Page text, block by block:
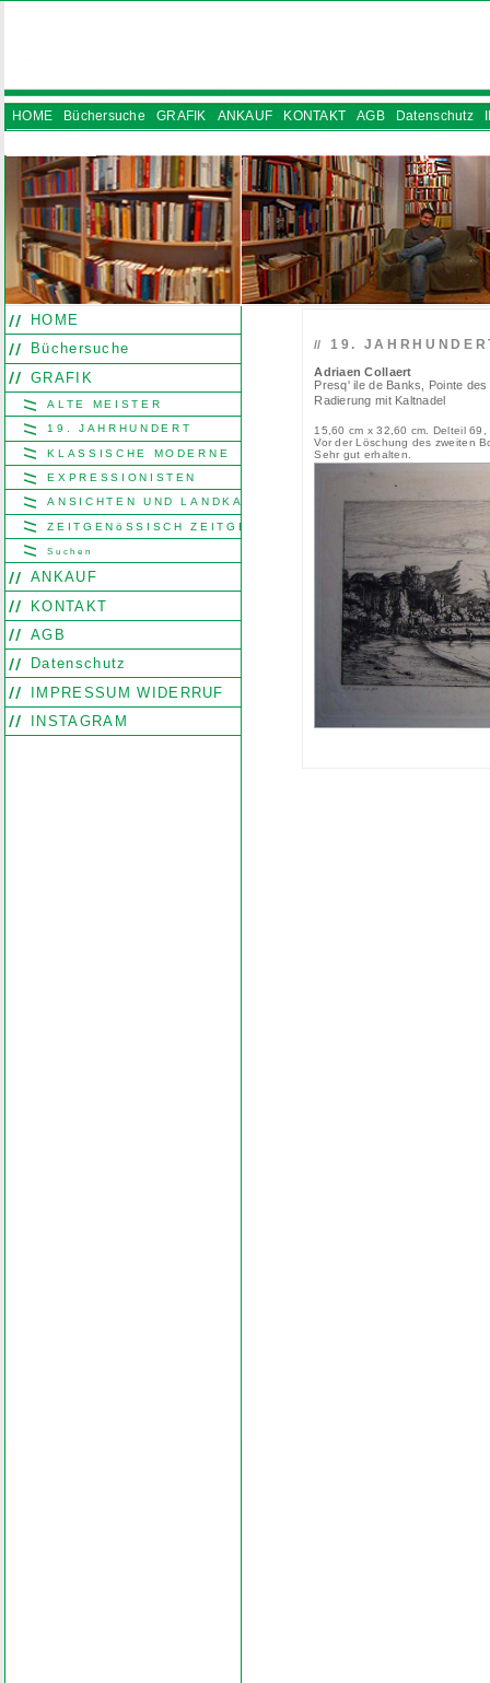
HOME Büchersuche GRAFIK ANKAUF KONTAKT AGB Datenschutz
HOME
Büchersuche
GRAFIK
ALTE MEISTER
19. JAHRHUNDERT
KLASSISCHE MODERNE
EXPRESSIONISTEN
ANSICHTEN UND LANDKARTEN
ZEITGENöSSISCH ZEITGENöSSISCH
Suchen
ANKAUF
KONTAKT
AGB
Datenschutz
IMPRESSUM WIDERRUF
INSTAGRAM
// 19.
Adriaen Collaert
Presq' ile de Banks, Pointe
Radierung mit Kaltnadel
15,60 cm x 32,60 cm. Delteil
Vor der Löschung des zweiten
Sehr gut erhalten.